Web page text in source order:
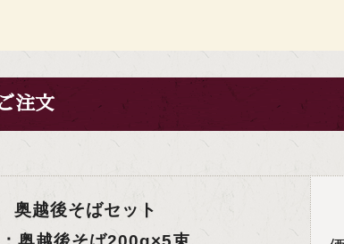
注文
奥越後そばセット